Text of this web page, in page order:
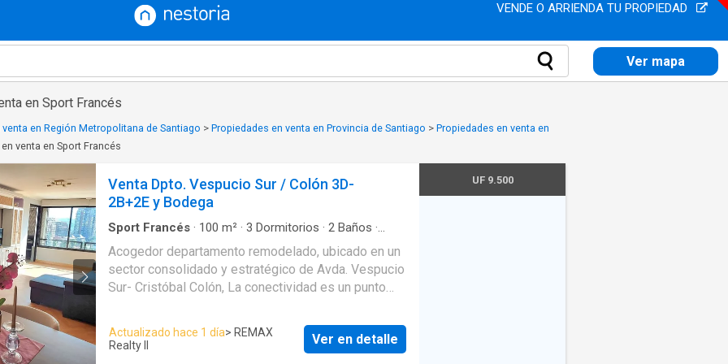
VENDE O ARRIENDA TU PROPIEDAD
Ver mapa
en Sport Francés
en Región Metropolitana de Santiago > Propiedades en venta en Provincia de Santiago > Propiedades en venta en
venta en Sport Francés
Venta Dpto. Vespucio Sur / Colón 3D-
2B+2E y Bodega
Sport Francés · 100 m² · 3 Dormitorios · 2 Baños ·
personas con discapacidad·Ascensor·Vista
panorámica·Terraza · Agua
Acogedor departamento remodelado, ubicado en un
sector consolidado y estratégico de Avda. Vespucio
Sur- Cristóbal Colón, La conectividad es un punto
Vespucio Sur, locomoción colectiva, a pasos de
Strip center, Servicentro, Supermercado, Centro
médico, Metro Escuela Militar y Colegios, Con 3
Actualizado hace 1 día> REMAX
Realty II
Ver en detalle
UF 9.500